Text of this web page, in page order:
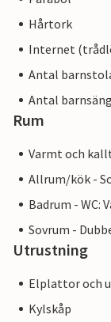
Hårtork
Internet
Antal
Antal
Rum
Varmt och
Allrum/kök -
Badrum - WC:
Sovrum -
Utrustning
Elplattor och
Kylskåp